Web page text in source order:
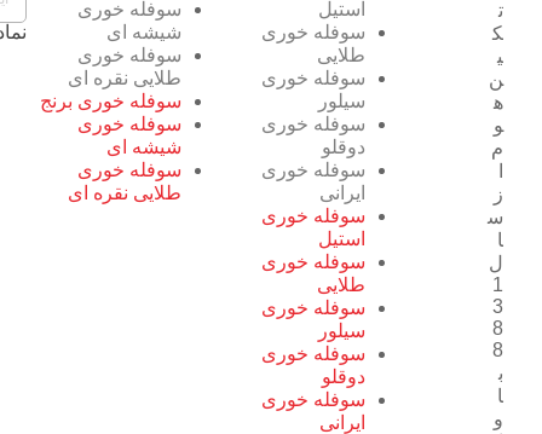
ت
ک
ی
ن
ه
و
م
ز
س
ا
ل
1
3
8
8
ب
ا
و
سوفله خوری
شیشه ای
سوفله خوری
طلایی نقره ای
سوفله خوری برنج
سوفله خوری
شیشه ای
سوفله خوری
طلایی نقره ای
استیل
سوفله خوری
طلایی
سوفله خوری
سیلور
سوفله خوری
دوقلو
سوفله خوری
ایرانی
سوفله خوری
استیل
سوفله خوری
طلایی
سوفله خوری
سیلور
سوفله خوری
دوقلو
سوفله خوری
ایرانی